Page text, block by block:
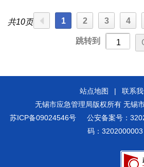
共10页 1 2 3 4
跳转到
站点地图 |
联系
无锡市应急管理局版权所有 无锡
苏ICP备09024546号
公安备案号：
码：3202000003